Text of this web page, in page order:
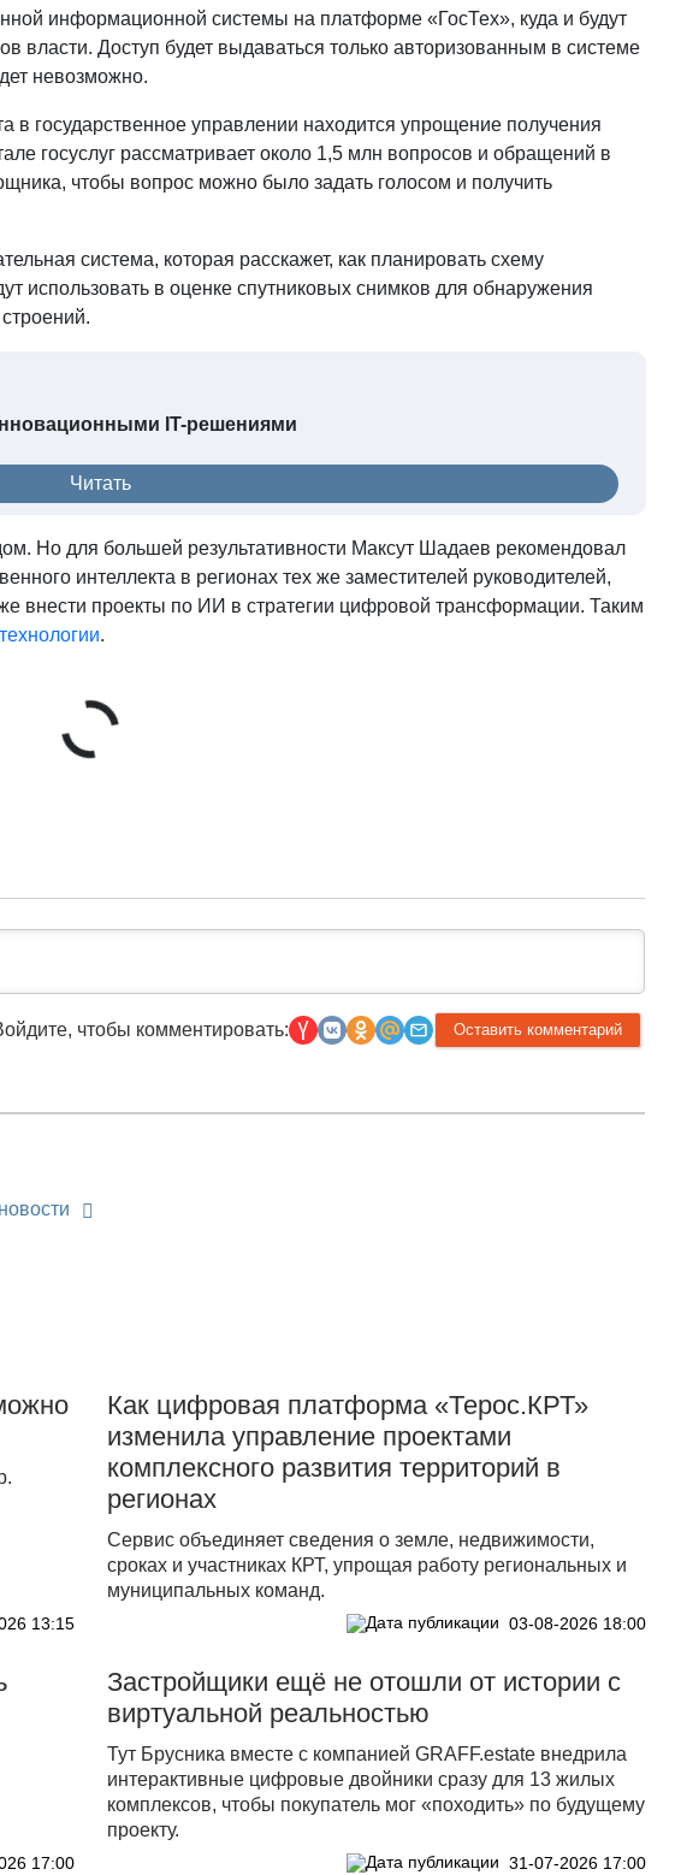
информационной системы на платформе «ГосТех», куда и будут
власти. Доступ будет выдаваться только авторизованным в системе
невозможно.
в государственное управлении находится упрощение получения
госуслуг рассматривает около 1,5 млн вопросов и обращений в
чтобы вопрос можно было задать голосом и получить
система, которая расскажет, как планировать схему
использовать в оценке спутниковых снимков для обнаружения
IT-решениями
Читать
Но для большей результативности Максут Шадаев рекомендовал
интеллекта в регионах тех же заместителей руководителей,
внести проекты по ИИ в стратегии цифровой трансформации. Таким
.
чтобы комментировать:
13:15
Как цифровая платформа «Терос.КРТ»
изменила управление проектами
комплексного развития территорий в
регионах
Сервис объединяет сведения о земле, недвижимости,
сроках и участниках КРТ, упрощая работу региональных и
муниципальных команд.
03-08-2026 18:00
17:00
Застройщики ещё не отошли от истории с
виртуальной реальностью
Тут Брусника вместе с компанией GRАFF.еstate внедрила
интерактивные цифровые двойники сразу для 13 жилых
комплексов, чтобы покупатель мог «походить» по будущему
проекту.
31-07-2026 17:00